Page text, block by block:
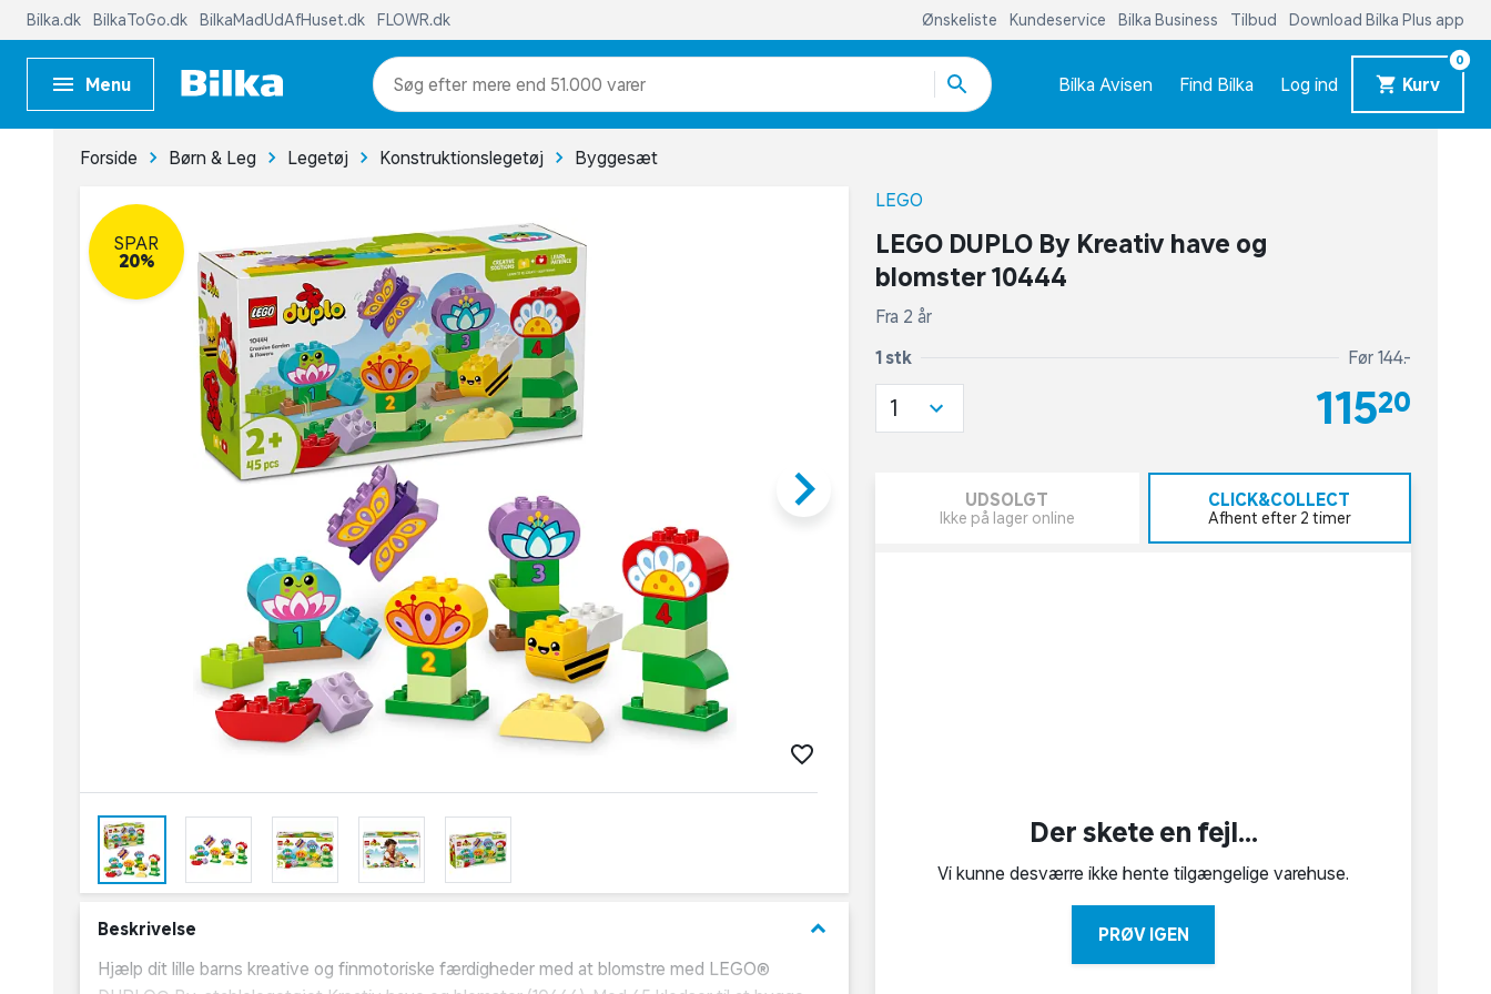
Bilka.dk BilkaToGo.dk BilkaMadUdAfHuset.dk FLOWR.dk Ønskeliste Kundeservice Bilka Business Tilbud Download Bilka Plus app
Menu mere end 51.000 varer Bilka Avisen Find Bilka Log ind Kurv
0
Forside Børn & Leg Legetøj Konstruktionslegetøj Byggesæt
SPAR
20%
keyboard_arrow_right
Beskrivelse keyboard_arrow_down
Hjælp dit lille barns kreative og finmotoriske færdigheder med at blomstre med LEGO®
LEGO
LEGO DUPLO By Kreativ have og
blomster 10444
Fra 2 år
1 stk Før 144,-
115,20
1
UDSOLGT
Ikke på lager online
CLICK&COLLECT
Afhent efter 2 timer
Der skete en fejl...
Vi kunne desværre ikke hente tilgængelige varehuse.
PRØV IGEN